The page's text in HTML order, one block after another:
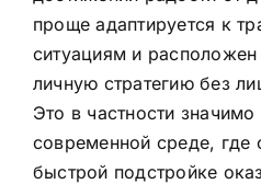
проще адаптируется к
ситуациям и расположен
личную стратегию без
Это в частности значимо
современной среде, где
быстрой подстройке